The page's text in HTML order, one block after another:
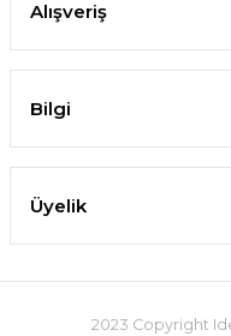
Alışveriş
Bilgi
Üyelik
2023 Copyright